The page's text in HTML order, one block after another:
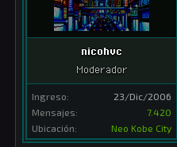
nicohvc
Moderador
Ingreso:
23/Dic/2006
Mensajes:
7.420
Ubicación:
Neo Kobe City